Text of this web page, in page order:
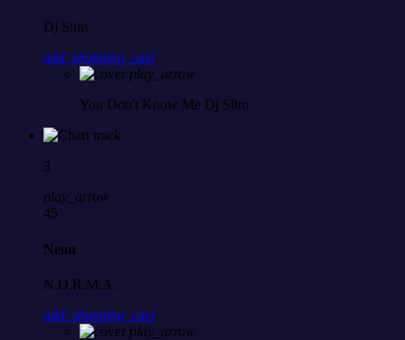
Dj Slim
add_shopping_cart
play_arrow
You Don't Know Me Dj Slim
3
play_arrow
45
Neon
N.O.R.M.A.
add_shopping_cart
play_arrow